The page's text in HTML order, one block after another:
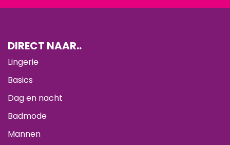
DIRECT NAAR..
Lingerie
Basics
Dag en nacht
Badmode
Mannen